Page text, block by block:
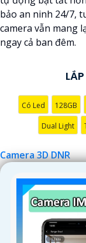
'
bảo an ninh 24/7,
camera vẫn mang
ngay cả ban đêm.
Có Led 128GB
Dual Light
Camera 3D DNR